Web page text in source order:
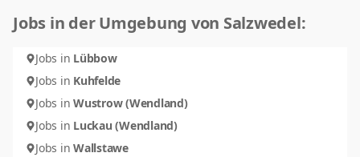
Jobs in der Umgebung von Salzwedel:
Jobs in Lübbow
Jobs in Kuhfelde
Jobs in Wustrow (Wendland)
Jobs in Luckau (Wendland)
Jobs in Wallstawe